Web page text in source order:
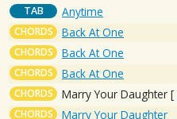
TAB Anytime
CHORDS Back At One
CHORDS Back At One
CHORDS Back At One
CHORDS Marry Your Daughter [
CHORDS Marry Your Daughter